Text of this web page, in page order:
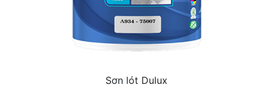
Sơn lót Dulux